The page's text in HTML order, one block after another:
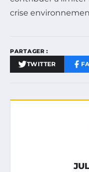
crise
PARTAGER :
TWITTER